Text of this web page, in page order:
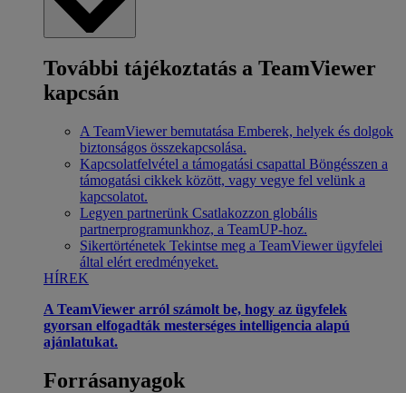
További tájékoztatás a TeamViewer
kapcsán
A TeamViewer bemutatása Emberek, helyek és dolgok
biztonságos összekapcsolása.
Kapcsolatfelvétel a támogatási csapattal Böngésszen a
támogatási cikkek között, vagy vegye fel velünk a
kapcsolatot.
Legyen partnerünk Csatlakozzon globális
partnerprogramunkhoz, a TeamUP-hoz.
Sikertörténetek Tekintse meg a TeamViewer ügyfelei
által elért eredményeket.
HÍREK
A TeamViewer arról számolt be, hogy az ügyfelek
gyorsan elfogadták mesterséges intelligencia alapú
ajánlatukat.
Forrásanyagok